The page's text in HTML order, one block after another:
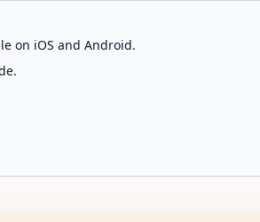
on iOS and Android.